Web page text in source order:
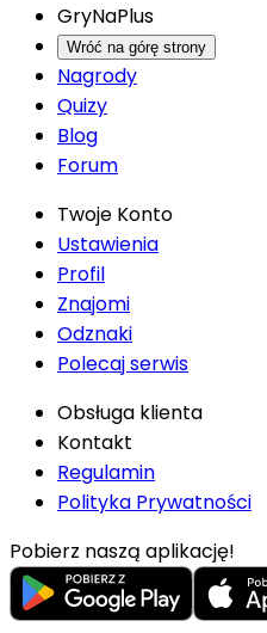
GryNaPlus
Wróć na górę strony
Nagrody
Quizy
Blog
Forum
Twoje Konto
Ustawienia
Profil
Znajomi
Odznaki
Polecaj serwis
Obsługa klienta
Kontakt
Regulamin
Polityka Prywatności
Pobierz naszą aplikację!